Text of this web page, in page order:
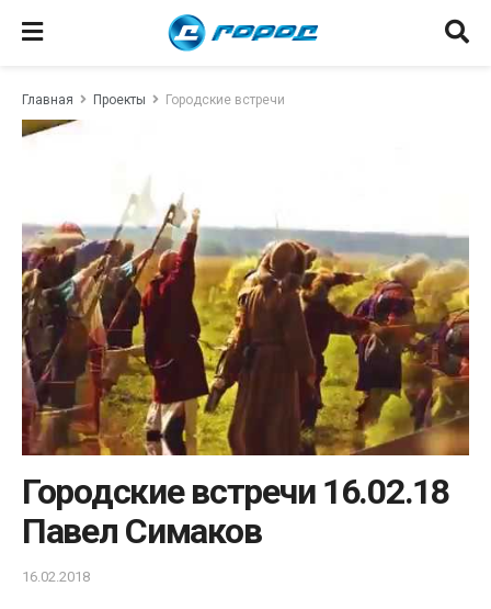
Главная Проекты Городские встречи
Городские встречи 16.02.18
Павел Симаков
16.02.2018